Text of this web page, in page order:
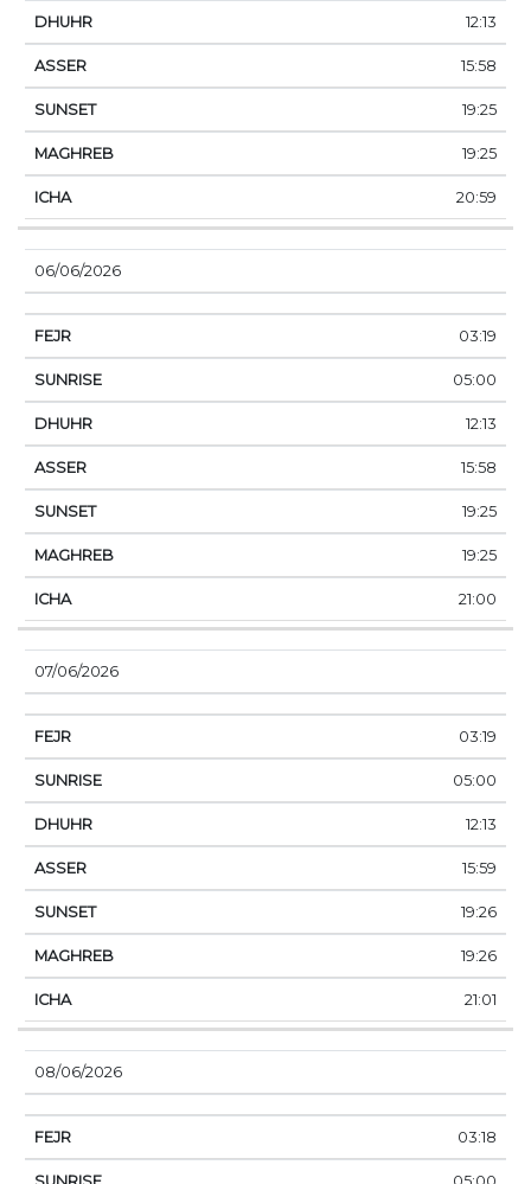
12:13
15:58
19:25
19:25
20:59
06/06/2026
03:19
05:00
12:13
15:58
19:25
19:25
21:00
07/06/2026
03:19
05:00
12:13
15:59
19:26
19:26
21:01
08/06/2026
03:18